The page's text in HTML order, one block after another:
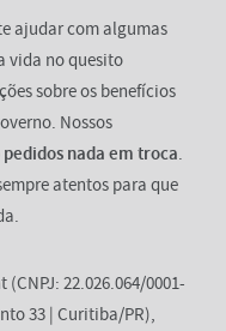
ajudar com algumas
vida no quesito
sobre os benefícios
Nossos
pedidos nada em troca.
atentos para que
22.026.064/0001-
33 | Curitiba/PR),